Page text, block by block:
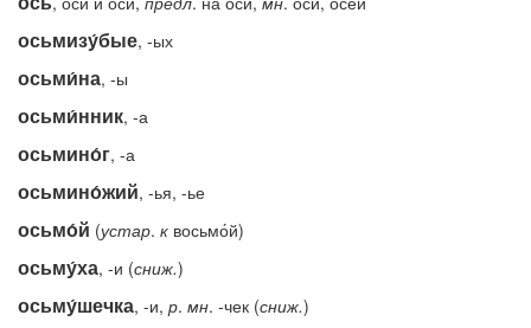
осьмизу́бые, -ых
осьми́на, -ы
осьми́нник, -а
осьмино́г, -а
осьмино́жий, -ья, -ье
осьмо́й (устар. к восьмо́й)
осьму́ха, -и (сниж.)
осьму́шечка, -и, р. мн. -чек (сниж.)